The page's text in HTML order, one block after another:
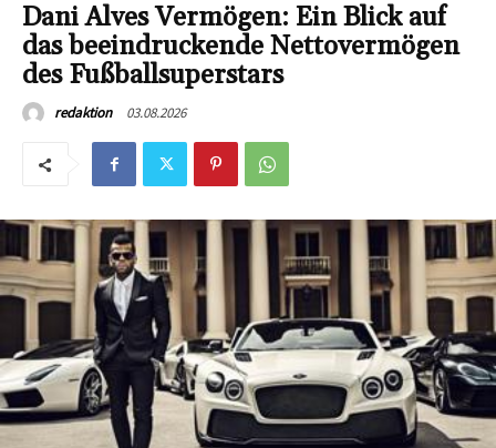
Dani Alves Vermögen: Ein Blick auf
das beeindruckende Nettovermögen
des Fußballsuperstars
redaktion 03.08.2026